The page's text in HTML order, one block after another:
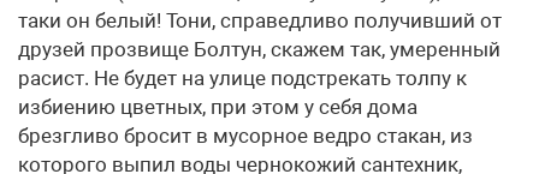
таки он белый! Тони, справедливо получивший от
друзей прозвище Болтун, скажем так, умеренный
расист. Не будет на улице подстрекать толпу к
избиению цветных, при этом у себя дома
брезгливо бросит в мусорное ведро стакан, из
которого выпил воды чернокожий сантехник,